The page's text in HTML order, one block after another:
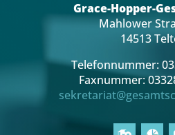
Grace-Hopper-
Mahlower
14513
Telefonnummer:
Faxnummer: